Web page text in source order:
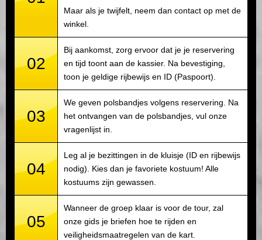
Maar als je twijfelt, neem dan contact op met de
winkel.
02
Bij aankomst, zorg ervoor dat je je reservering
en tijd toont aan de kassier. Na bevestiging,
toon je geldige rijbewijs en ID (Paspoort).
03
We geven polsbandjes volgens reservering. Na
het ontvangen van de polsbandjes, vul onze
vragenlijst in.
04
Leg al je bezittingen in de kluisje (ID en rijbewijs
nodig). Kies dan je favoriete kostuum! Alle
kostuums zijn gewassen.
05
Wanneer de groep klaar is voor de tour, zal
onze gids je briefen hoe te rijden en
veiligheidsmaatregelen van de kart.